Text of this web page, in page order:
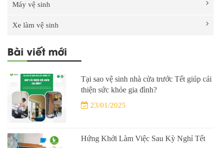
Máy vệ sinh
Xe làm vệ sinh
Bài viết mới
Tại sao vệ sinh nhà cửa trước Tết giúp cải
thiện sức khỏe gia đình?
23/01/2025
Hứng Khởi Làm Việc Sau Kỳ Nghỉ Tết